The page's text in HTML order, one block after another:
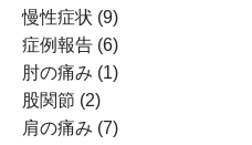
慢性症状 (9)
症例報告 (6)
肘の痛み (1)
股関節 (2)
肩の痛み (7)